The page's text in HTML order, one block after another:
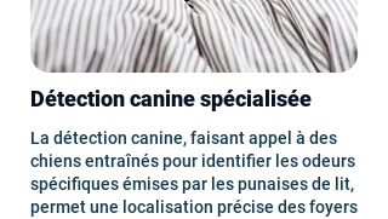
Détection canine spécialisée
La détection canine, faisant appel à des
chiens entraînés pour identifier les odeurs
spécifiques émises par les punaises de lit,
permet une localisation précise des foyers